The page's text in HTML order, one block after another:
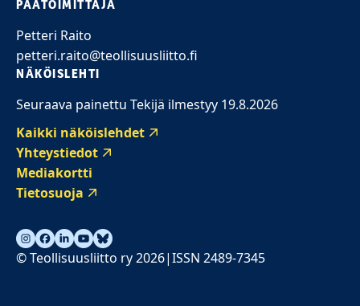
PÄÄTOIMITTAJA
Petteri Raito
petteri.raito@teollisuusliitto.fi
NÄKÖISLEHTI
Seuraava painettu Tekijä ilmestyy 19.8.2026
Kaikki näköislehdet
Yhteystiedot
Mediakortti
Tietosuoja
© Teollisuusliitto ry 2026|ISSN 2489-7345